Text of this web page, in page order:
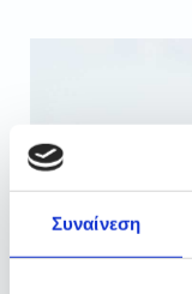
Συναίνεση